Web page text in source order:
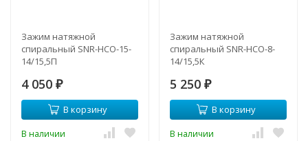
Зажим натяжной
спиральный SNR-НСО-15-
14/15,5П
4 050 ₽
В корзину
В наличии
Зажим натяжной
спиральный SNR-НСО-8-
14/15,5К
5 250 ₽
В корзину
В наличии